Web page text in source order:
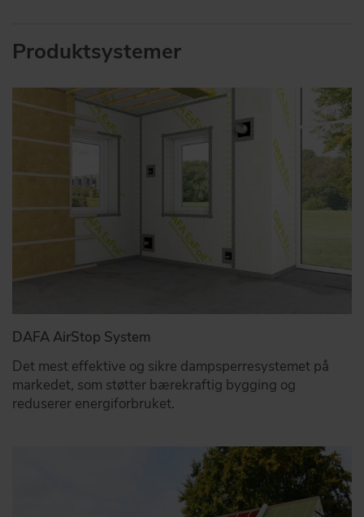
Produktsystemer
DAFA AirStop System
Det mest effektive og sikre dampsperresystemet på
markedet, som støtter bærekraftig bygging og
reduserer energiforbruket.